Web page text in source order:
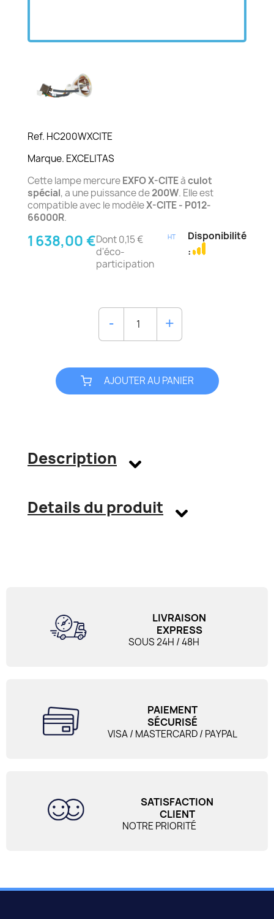
Ref. HC200WXCITE
Marque. EXCELITAS
Cette lampe mercureEXFO X-CITEàculot
spécial, a une puissance de200W. Elle est
compatible avec le modèleX-CITE - P012-
66000R.
1 638,00 €Dont 0,15 €
d'éco-
participation
HT
Disponibilité
:
AJOUTER AU PANIER
Description
Details du produit
LIVRAISON
EXPRESS
SOUS 24H / 48H
PAIEMENT
SÉCURISÉ
VISA / MASTERCARD / PAYPAL
SATISFACTION
CLIENT
NOTRE PRIORITÉ